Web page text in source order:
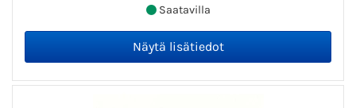
Saatavilla